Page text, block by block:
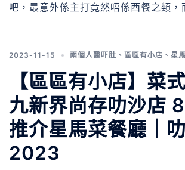
吧，最意外係主打竟然唔係西餐之類，
2023-11-15 兩個人醫吓肚 、 區區有小店 、 星
【區區有小店】菜
九新界尚存叻沙店
推介星馬菜餐廳｜
2023